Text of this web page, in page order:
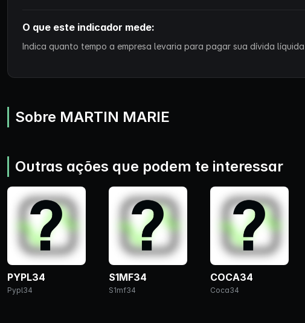
O que este indicador mede:
Indica quanto tempo a empresa levaria para pagar sua dívida
Sobre MARTIN MARIE
Outras ações que podem te interessar
PYPL34
Pypl34
S1MF34
S1mf34
COCA34
Coca34